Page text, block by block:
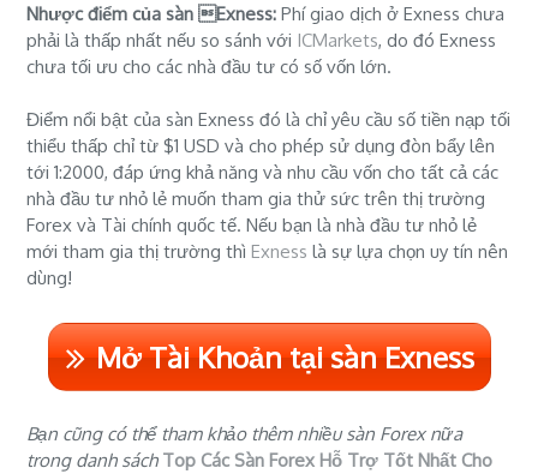
Nhược điểm của sàn Exness: Phí giao dịch ở Exness chưa
phải là thấp nhất nếu so sánh với ICMarkets, do đó Exness
chưa tối ưu cho các nhà đầu tư có số vốn lớn.
Điểm nổi bật của sàn Exness đó là chỉ yêu cầu số tiền nạp tối
thiểu thấp chỉ từ $1 USD và cho phép sử dụng đòn bẩy lên
tới 1:2000, đáp ứng khả năng và nhu cầu vốn cho tất cả các
nhà đầu tư nhỏ lẻ muốn tham gia thử sức trên thị trường
Forex và Tài chính quốc tế. Nếu bạn là nhà đầu tư nhỏ lẻ
mới tham gia thị trường thìExness là sự lựa chọn uy tín nên
dùng!
Mở Tài Khoản tại sàn Exness
Bạn cũng có thể tham khảo thêm nhiều sàn Forex nữa
trong danh sách Top Các Sàn Forex Hỗ Trợ Tốt Nhất Cho